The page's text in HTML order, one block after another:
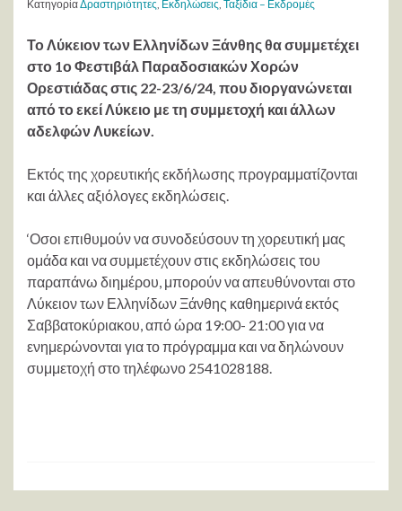
ΚατηγορίαΔραστηριότητες, Εκδηλώσεις, Ταξίδια – Εκδρομές
Το Λύκειον των Ελληνίδων Ξάνθης θα συμμετέχει
στο 1ο Φεστιβάλ Παραδοσιακών Χορών
Ορεστιάδας στις 22-23/6/24, που διοργανώνεται
από το εκεί Λύκειο με τη συμμετοχή και άλλων
αδελφών Λυκείων.
Εκτός της χορευτικής εκδήλωσης προγραμματίζονται
και άλλες αξιόλογες εκδηλώσεις.
‘Οσοι επιθυμούν να συνοδεύσουν τη χορευτική μας
ομάδα και να συμμετέχουν στις εκδηλώσεις του
παραπάνω διημέρου, μπορούν να απευθύνονται στο
Λύκειον των Ελληνίδων Ξάνθης καθημερινά εκτός
Σαββατοκύριακου, από ώρα 19:00- 21:00 για να
ενημερώνονται για το πρόγραμμα και να δηλώνουν
συμμετοχή στο τηλέφωνο 2541028188.